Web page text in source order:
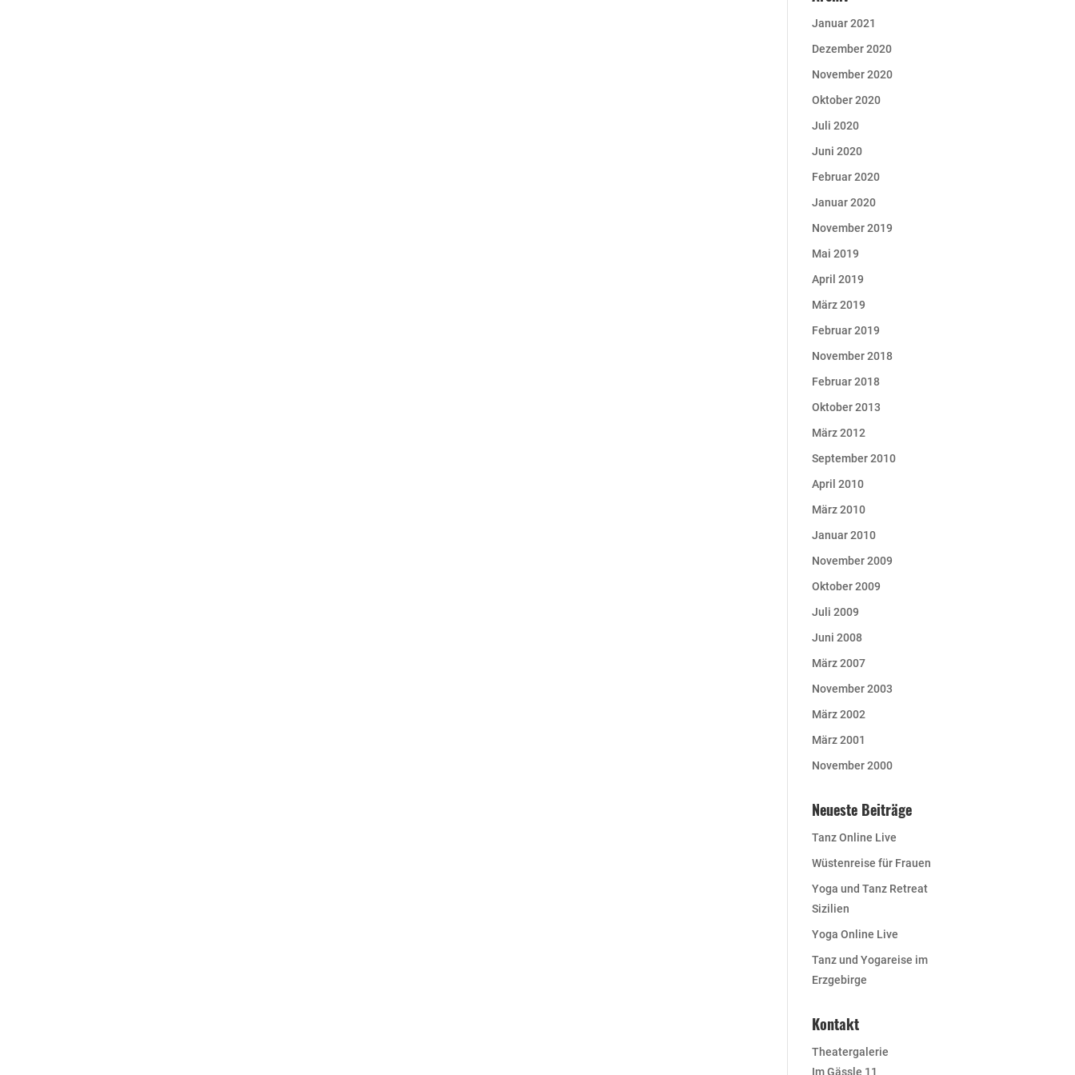
Januar 2021
Dezember 2020
November 2020
Oktober 2020
Juli 2020
Juni 2020
Februar 2020
Januar 2020
November 2019
Mai 2019
April 2019
März 2019
Februar 2019
November 2018
Februar 2018
Oktober 2013
März 2012
September 2010
April 2010
März 2010
Januar 2010
November 2009
Oktober 2009
Juli 2009
Juni 2008
März 2007
November 2003
März 2002
März 2001
November 2000
Neueste Beiträge
Tanz Online Live
Wüstenreise für Frauen
Yoga und Tanz Retreat
Sizilien
Yoga Online Live
Tanz und Yogareise im
Erzgebirge
Kontakt
Theatergalerie
Im Gässle 11